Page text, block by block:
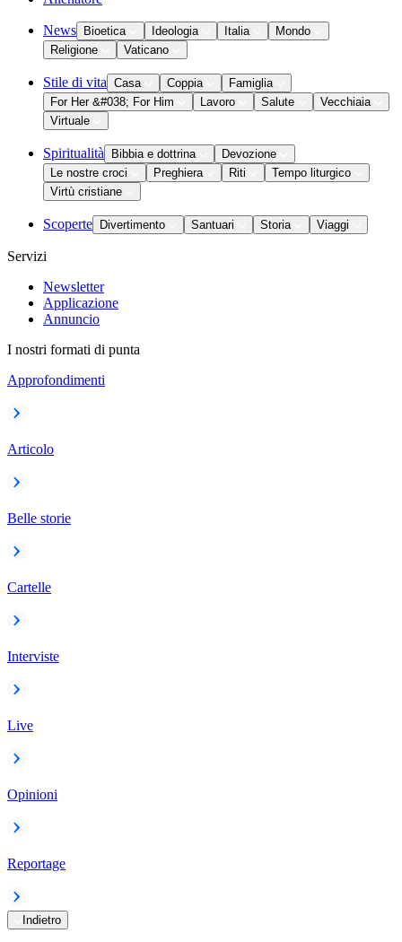
News Bioetica Ideologia Italia
Mondo
Religione
Vaticano
Stile di vita Casa Coppia
Famiglia
For Her &#038; For Him
Lavoro Salute
Vecchiaia
Virtuale
Spiritualità Bibbia e dottrina
Devozione
Le nostre croci
Preghiera Riti
Tempo liturgico
Virtù cristiane
Scoperte Divertimento Santuari Storia Viaggi
Servizi
Newsletter
Applicazione
Annuncio
I nostri formati di punta
Approfondimenti
Articolo
Belle storie
Cartelle
Interviste
Live
Opinioni
Reportage
Indietro